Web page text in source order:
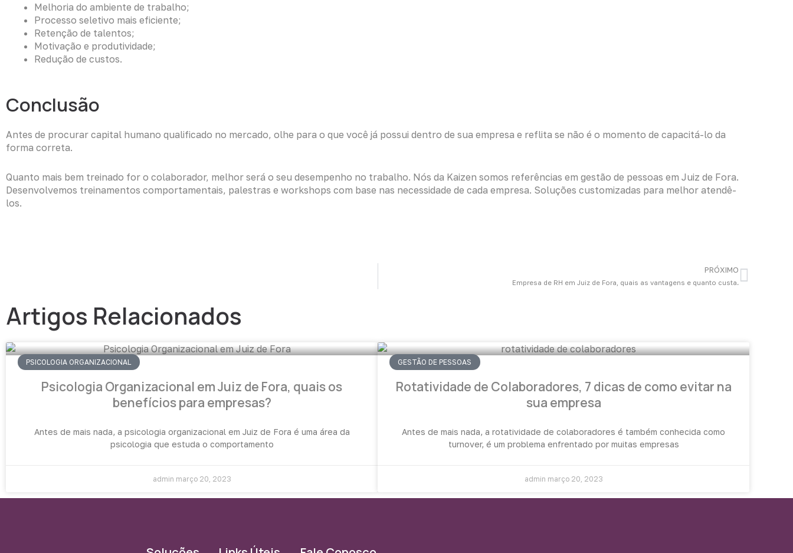
Melhoria do ambiente de trabalho;
Processo seletivo mais eficiente;
Retenção de talentos;
Motivação e produtividade;
Redução de custos.
Conclusão
Antes de procurar capital humano qualificado no mercado, olhe para o que você já possui dentro de sua empresa e reflita se não é o momento de capacitá-lo da
forma correta.
Quanto mais bem treinado for o colaborador, melhor será o seu desempenho no trabalho. Nós da Kaizen somos referências em gestão de pessoas em Juiz de Fora.
Desenvolvemos treinamentos comportamentais, palestras e workshops com base nas necessidade de cada empresa. Soluções customizadas para melhor atendê-
los.
PRÓXIMO
Empresa de RH em Juiz de Fora, quais as vantagens e quanto custa.
Next
Artigos Relacionados
PSICOLOGIA ORGANIZACIONAL
Psicologia Organizacional em Juiz de Fora, quais os
benefícios para empresas?
Antes de mais nada, a psicologia organizacional em Juiz de Fora é uma área da
psicologia que estuda o comportamento
admin março 20, 2023
GESTÃO DE PESSOAS
Rotatividade de Colaboradores, 7 dicas de como evitar na
sua empresa
Antes de mais nada, a rotatividade de colaboradores é também conhecida como
turnover, é um problema enfrentado por muitas empresas
admin março 20, 2023